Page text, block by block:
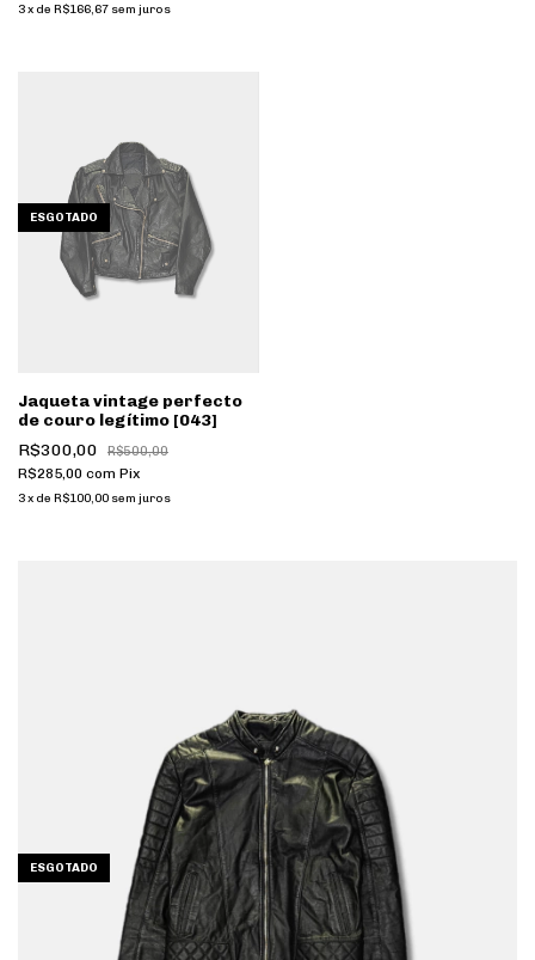
3x de R$166,67 sem juros
ESGOTADO
Jaqueta vintage perfecto
de couro legítimo [043]
R$300,00
R$500,00
R$285,00 com Pix
3x de R$100,00 sem juros
ESGOTADO